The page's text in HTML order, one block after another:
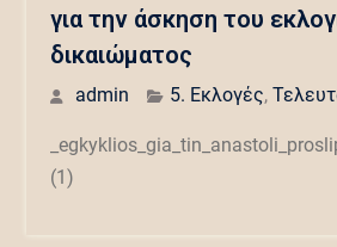
για την άσκηση του
δικαιώματος
admin 5. Εκλογές,
(1)